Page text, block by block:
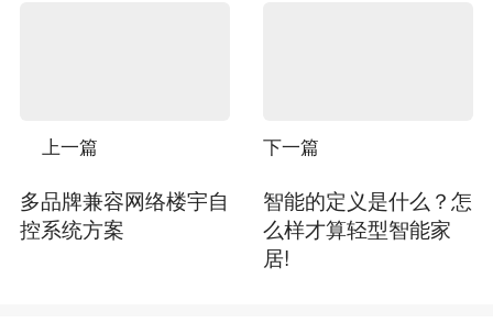
上一篇
多品牌兼容网络楼宇自
控系统方案
下一篇
智能的定义是什么？怎
么样才算轻型智能家
居!